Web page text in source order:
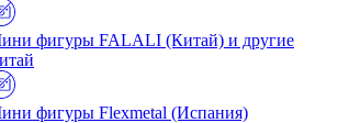
фигуры FALALI (Китай) и другие
фигуры Flexmetal (Испания)